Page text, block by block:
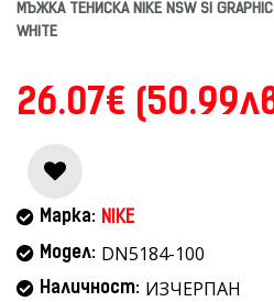
МЪЖКА ТЕНИСКА NIKE NSW SI
WHITE
26.07€
Марка: NIKE
Модел: DN5184-100
Наличност: ИЗЧЕРПАН